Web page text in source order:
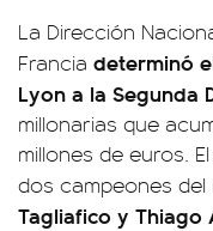
La Dirección
Francia determinó
Lyon a la Segunda
millonarias que
millones de euros.
dos campeones del
Tagliafico y Thiago